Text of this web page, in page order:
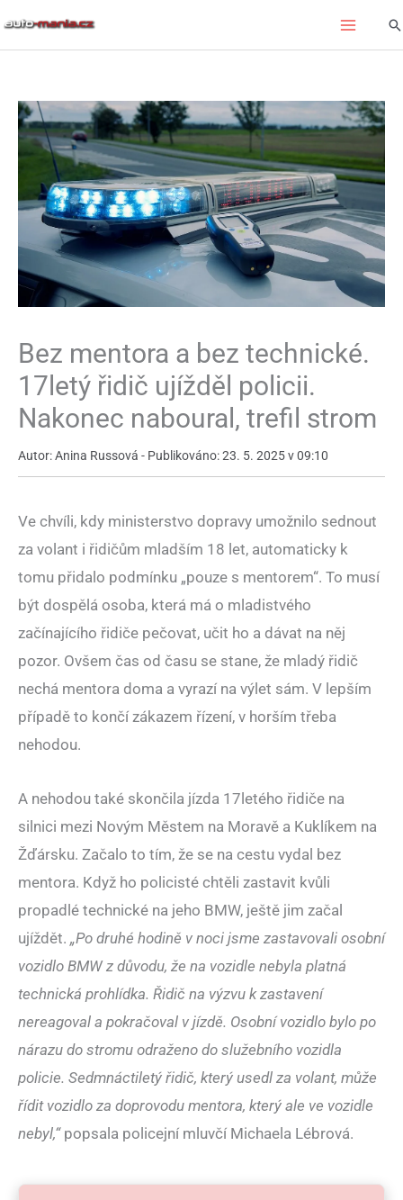
Bez mentora a bez technické.
17letý řidič ujížděl policii.
Nakonec naboural, trefil strom
Autor: Anina Russová - Publikováno: 23. 5. 2025 v 09:10
Ve chvíli, kdy ministerstvo dopravy umožnilo sednout
za volant i řidičům mladším 18 let, automaticky k
tomu přidalo podmínku „pouze s mentorem“. To musí
být dospělá osoba, která má o mladistvého
začínajícího řidiče pečovat, učit ho a dávat na něj
pozor. Ovšem čas od času se stane, že mladý řidič
nechá mentora doma a vyrazí na výlet sám. V lepším
případě to končí zákazem řízení, v horším třeba
nehodou.
A nehodou také skončila jízda 17letého řidiče na
silnici mezi Novým Městem na Moravě a Kuklíkem na
Žďársku. Začalo to tím, že se na cestu vydal bez
mentora. Když ho policisté chtěli zastavit kvůli
propadlé technické na jeho BMW, ještě jim začal
ujíždět. „Po druhé hodině v noci jsme zastavovali osobní
vozidlo BMW z důvodu, že na vozidle nebyla platná
technická prohlídka. Řidič na výzvu k zastavení
nereagoval a pokračoval v jízdě. Osobní vozidlo bylo po
nárazu do stromu odraženo do služebního vozidla
policie. Sedmnáctiletý řidič, který usedl za volant, může
řídit vozidlo za doprovodu mentora, který ale ve vozidle
nebyl,“popsala policejní mluvčí Michaela Lébrová.